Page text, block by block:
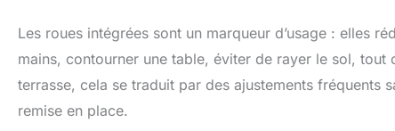
Les roues intégrées sont un marqueur d’usage : elles
mains, contourner une table, éviter de rayer le sol,
terrasse, cela se traduit par des ajustements fréquents
remise en place.